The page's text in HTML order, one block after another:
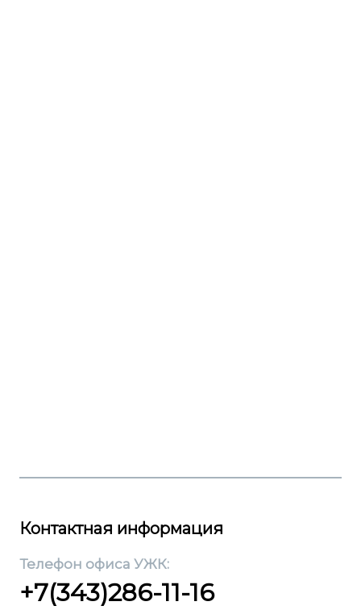
Контактная информация
Телефон офиса УЖК:
+7(343)286-11-16